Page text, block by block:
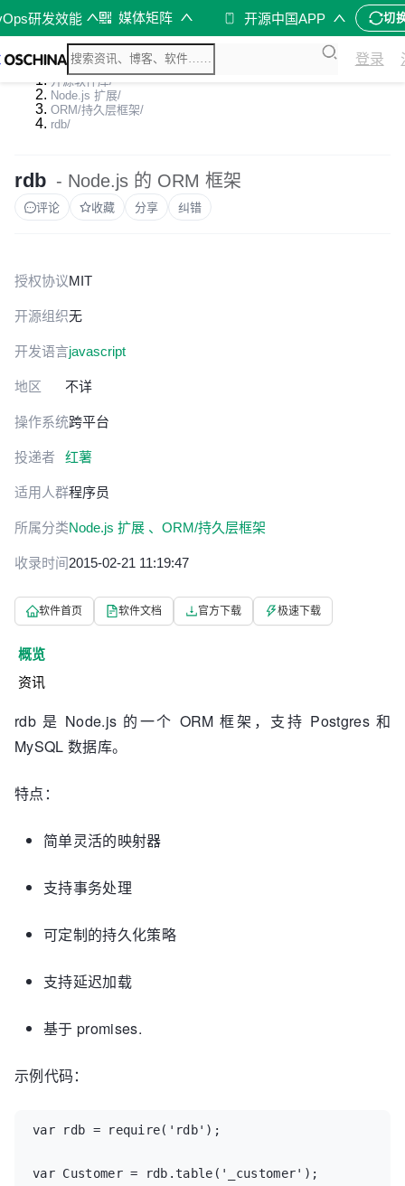
研发效能 媒体矩阵 开源中国APP 切
登录
开源软件库/
Node.js 扩展/
ORM/持久层框架/
rdb/
rdb - Node.js 的 ORM 框架
评论 收藏 分享 纠错
授权协议MIT
开源组织无
开发语言javascript
地区 不详
操作系统跨平台
投递者 红薯
适用人群程序员
所属分类Node.js 扩展 、 ORM/持久层框架
收录时间2015-02-21 11:19:47
软件首页 软件文档 官方下载 极速下载
概览
资讯
rdb 是 Node.js 的一个 ORM 框架，支持 Postgres 和
MySQL 数据库。
特点：
简单灵活的映射器
支持事务处理
可定制的持久化策略
支持延迟加载
基于 promises.
示例代码：
var rdb = require('rdb');
var Customer = rdb.table('_customer');